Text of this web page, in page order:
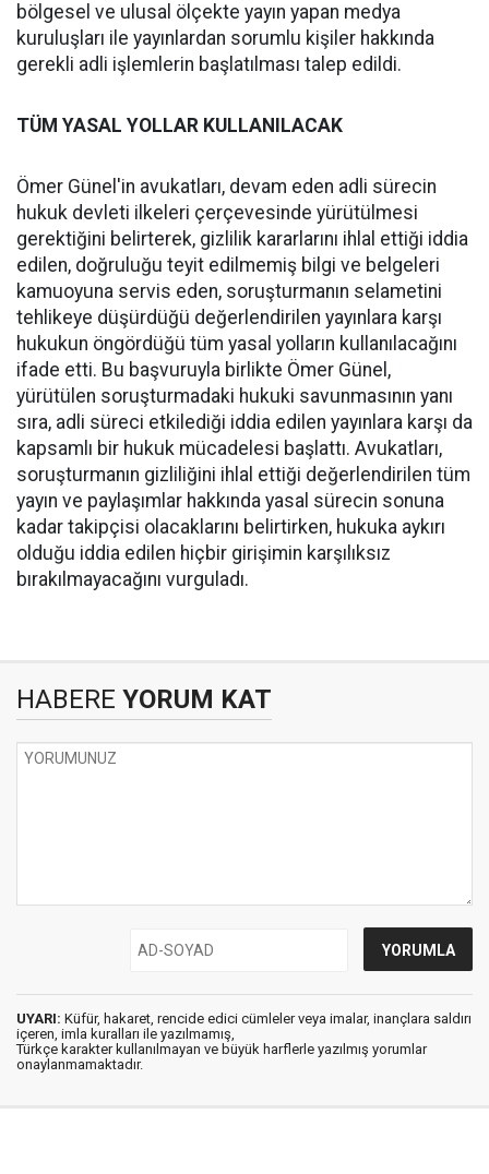
bölgesel ve ulusal ölçekte yayın yapan medya
kuruluşları ile yayınlardan sorumlu kişiler hakkında
gerekli adli işlemlerin başlatılması talep edildi.
TÜM YASAL YOLLAR KULLANILACAK
Ömer Günel'in avukatları, devam eden adli sürecin
hukuk devleti ilkeleri çerçevesinde yürütülmesi
gerektiğini belirterek, gizlilik kararlarını ihlal ettiği iddia
edilen, doğruluğu teyit edilmemiş bilgi ve belgeleri
kamuoyuna servis eden, soruşturmanın selametini
tehlikeye düşürdüğü değerlendirilen yayınlara karşı
hukukun öngördüğü tüm yasal yolların kullanılacağını
ifade etti. Bu başvuruyla birlikte Ömer Günel,
yürütülen soruşturmadaki hukuki savunmasının yanı
sıra, adli süreci etkilediği iddia edilen yayınlara karşı da
kapsamlı bir hukuk mücadelesi başlattı. Avukatları,
soruşturmanın gizliliğini ihlal ettiği değerlendirilen tüm
yayın ve paylaşımlar hakkında yasal sürecin sonuna
kadar takipçisi olacaklarını belirtirken, hukuka aykırı
olduğu iddia edilen hiçbir girişimin karşılıksız
bırakılmayacağını vurguladı.
HABERE YORUM KAT
UYARI: Küfür, hakaret, rencide edici cümleler veya imalar, inançlara saldırı
içeren, imla kuralları ile yazılmamış,
Türkçe karakter kullanılmayan ve büyük harflerle yazılmış yorumlar
onaylanmamaktadır.